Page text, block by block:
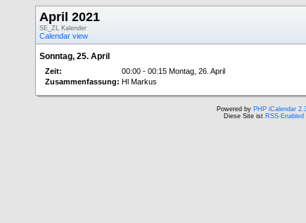
April 2021
SE_ZL Kalender
Calendar view
Sonntag, 25. April
Zeit:
00:00 - 00:15 Montag, 26. April
Zusammenfassung: Hl Markus
Powered by PHP iCalendar
Diese Site ist RSS-Enabled